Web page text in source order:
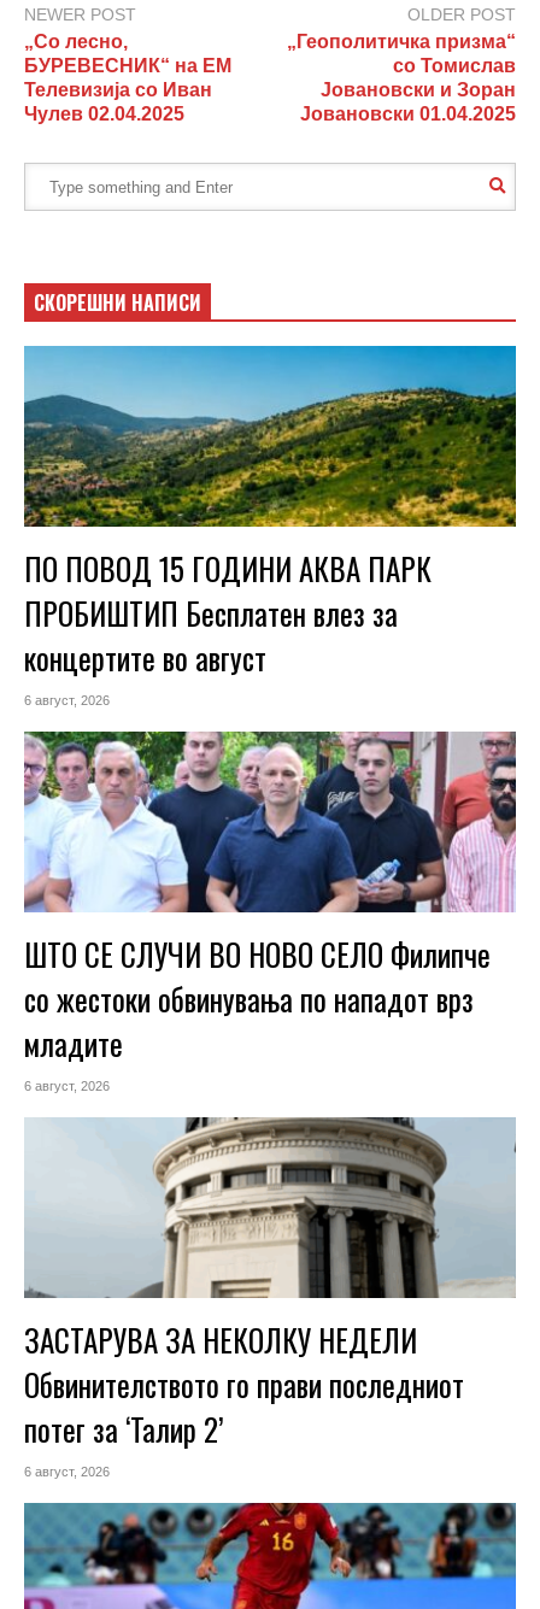
NEWER POST
„Со лесно,
БУРЕВЕСНИК“ на ЕМ
Телевизија со Иван
Чулев 02.04.2025
OLDER POST
„Геополитичка призма“
со Томислав
Јовановски и Зоран
Јовановски 01.04.2025
СКОРЕШНИ НАПИСИ
ПО ПОВОД 15 ГОДИНИ АКВА ПАРК
ПРОБИШТИП Бесплатен влез за
концертите во август
6 август, 2026
ШТО СЕ СЛУЧИ ВО НОВО СЕЛО Филипче
со жестоки обвинувања по нападот врз
младите
6 август, 2026
ЗАСТАРУВА ЗА НЕКОЛКУ НЕДЕЛИ
Обвинителството го прави последниот
потег за ‘Талир 2’
6 август, 2026